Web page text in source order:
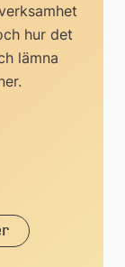
hur det
lämna